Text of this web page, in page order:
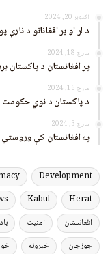
اکتوبر 20, 2024
د لر او بر افغانانو د
مارچ 18, 2024
پر افغانستان د پاکستان
مارچ 16, 2024
د پاکستان د نوي حکومت
مارچ 3, 2024
په افغانستان کې وروستي
Development
Herat
Kabul
افغانستان
امنیت
جوزجان
خبرونه